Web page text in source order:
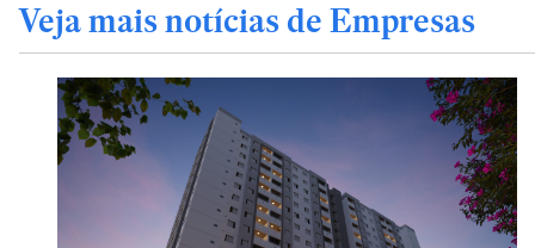
Veja mais notícias de Empresas